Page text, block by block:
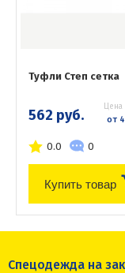
Туфли Степ сетка
562 руб. Цена
от
0.0 0
Купить товар
Спецодежда на